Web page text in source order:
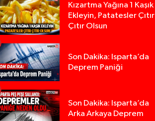
Kızartma Yağına 1 Kaşık
Ekleyin, Patatesler Çıtır
Çıtır Olsun
Son Dakika: Isparta’da
Deprem Paniği
Son Dakika: Isparta’da
Arka Arkaya Deprem